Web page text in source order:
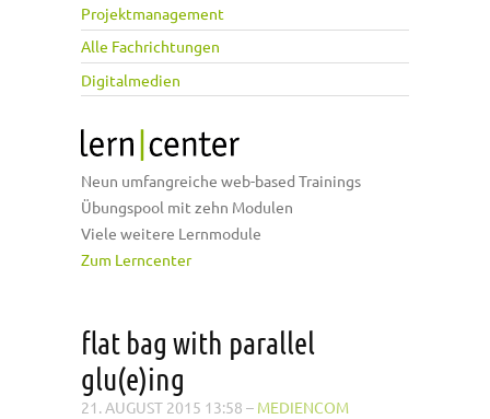
Projektmanagement
Alle Fachrichtungen
Digitalmedien
Neun umfangreiche web-based Trainings
Übungspool mit zehn Modulen
Viele weitere Lernmodule
Zum Lerncenter
flat bag with parallel
glu(e)ing
21. AUGUST 2015 13:58 – MEDIENCOM